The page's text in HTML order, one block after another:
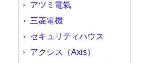
アツミ電氣
三菱電機
セキュリティハウス
アクシス（Axis）